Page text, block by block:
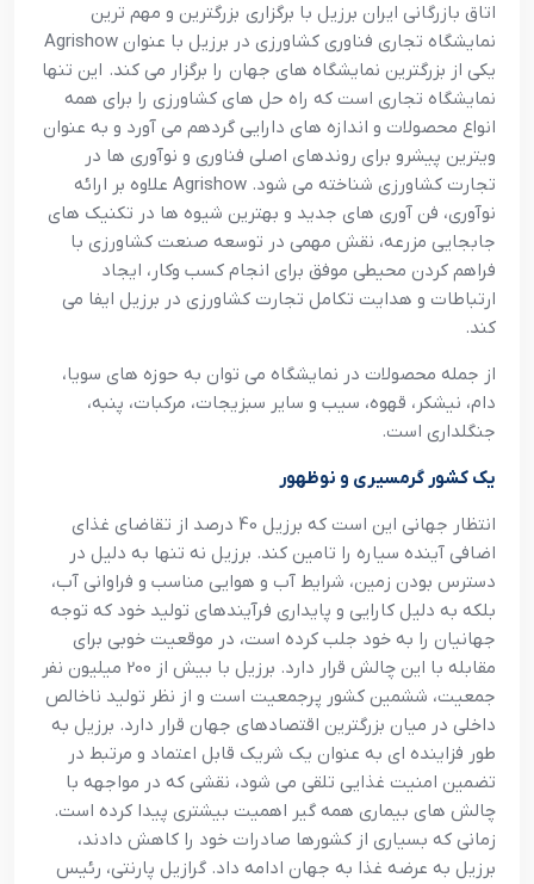
اتاق بازرگاني ايران برزيل با برگزاري بزرگترين و مهم ترين
نمايشگاه تجاري فناوري کشاورزي در برزيل با عنوان Agrishow
يکي از بزرگترين نمايشگاه هاي جهان را برگزار مي کند. اين تنها
نمايشگاه تجاري است که راه حل هاي کشاورزي را براي همه
انواع محصولات و اندازه هاي دارايي گردهم مي آورد و به عنوان
ويترين پيشرو براي روندهاي اصلي فناوري و نوآوري ها در
تجارت کشاورزي شناخته مي شود. Agrishow علاوه بر ارائه
نوآوري، فن آوري هاي جديد و بهترين شيوه ها در تکنيک هاي
جابجايي مزرعه، نقش مهمي در توسعه صنعت کشاورزي با
فراهم کردن محيطي موفق براي انجام کسب وکار، ايجاد
ارتباطات و هدايت تکامل تجارت کشاورزي در برزيل ايفا مي
کند.
از جمله محصولات در نمايشگاه مي توان به حوزه هاي سويا،
دام، نيشکر، قهوه، سيب و ساير سبزيجات، مرکبات، پنبه،
جنگلداري است.
يک کشور گرمسيري و نوظهور
انتظار جهاني اين است که برزيل 40 درصد از تقاضاي غذاي
اضافي آينده سياره را تامين کند. برزيل نه تنها به دليل در
دسترس بودن زمين، شرايط آب و هوايي مناسب و فراواني آب،
بلکه به دليل کارايي و پايداري فرآيندهاي توليد خود که توجه
جهانيان را به خود جلب کرده است، در موقعيت خوبي براي
مقابله با اين چالش قرار دارد. برزيل با بيش از 200 ميليون نفر
جمعيت، ششمين کشور پرجمعيت است و از نظر توليد ناخالص
داخلي در ميان بزرگترين اقتصادهاي جهان قرار دارد. برزيل به
طور فزاينده اي به عنوان يک شريک قابل اعتماد و مرتبط در
تضمين امنيت غذايي تلقي مي شود، نقشي که در مواجهه با
چالش هاي بيماري همه گير اهميت بيشتري پيدا کرده است.
زماني که بسياري از کشورها صادرات خود را کاهش دادند،
برزيل به عرضه غذا به جهان ادامه داد. گرازيل پارنتي، رئيس